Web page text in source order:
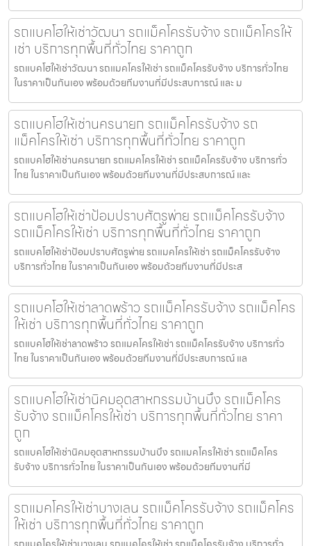
รถแบคโฮให้เช่าวัฒนา รถแม็คโครรับจ้าง รถแม็คโครให้
เช่า บริการทุกพื้นที่ทั่วไทย ราคาถูก
รถแบคโฮให้เช่าวัฒนา รถแมคโครให้เช่า รถแม็คโครรับจ้าง บริการทั่วไทย
ในราคาเป็นกันเอง พร้อมด้วยทีมงานที่มีประสบการณ์ และ ม
รถแบคโฮให้เช่านครนายก รถแม็คโครรับจ้าง รถ
แม็คโครให้เช่า บริการทุกพื้นที่ทั่วไทย ราคาถูก
รถแบคโฮให้เช่านครนายก รถแมคโครให้เช่า รถแม็คโครรับจ้าง บริการทั่ว
ไทย ในราคาเป็นกันเอง พร้อมด้วยทีมงานที่มีประสบการณ์ และ
รถแบคโฮให้เช่าป้อมปราบศัตรูพ่าย รถแม็คโครรับจ้าง
รถแม็คโครให้เช่า บริการทุกพื้นที่ทั่วไทย ราคาถูก
รถแบคโฮให้เช่าป้อมปราบศัตรูพ่าย รถแมคโครให้เช่า รถแม็คโครรับจ้าง
บริการทั่วไทย ในราคาเป็นกันเอง พร้อมด้วยทีมงานที่มีประส
รถแบคโฮให้เช่าลาดพร้าว รถแม็คโครรับจ้าง รถแม็คโคร
ให้เช่า บริการทุกพื้นที่ทั่วไทย ราคาถูก
รถแบคโฮให้เช่าลาดพร้าว รถแมคโครให้เช่า รถแม็คโครรับจ้าง บริการทั่ว
ไทย ในราคาเป็นกันเอง พร้อมด้วยทีมงานที่มีประสบการณ์ แล
รถแบคโฮให้เช่านิคมอุตสาหกรรมบ้านบึง รถแม็คโคร
รับจ้าง รถแม็คโครให้เช่า บริการทุกพื้นที่ทั่วไทย ราคา
ถูก
รถแบคโฮให้เช่านิคมอุตสาหกรรมบ้านบึง รถแมคโครให้เช่า รถแม็คโคร
รับจ้าง บริการทั่วไทย ในราคาเป็นกันเอง พร้อมด้วยทีมงานที่มี
รถแมคโครให้เช่าบางเลน รถแม็คโครรับจ้าง รถแม็คโคร
ให้เช่า บริการทุกพื้นที่ทั่วไทย ราคาถูก